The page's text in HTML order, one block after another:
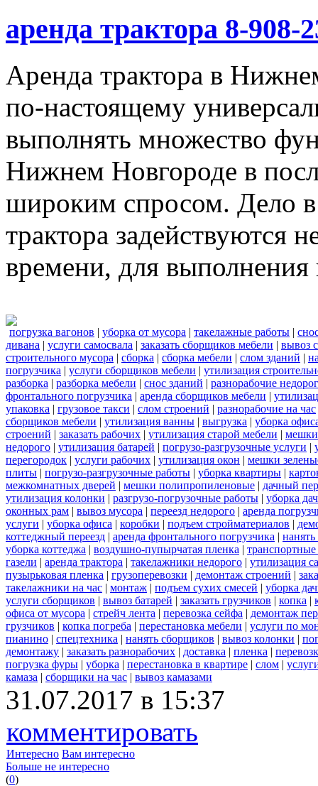
аренда трактора 8-908-
Аренда трактора в
по-настоящему
выполнять множество
Нижнем Новгороде в
широким спросом. Дело
трактора задействуются
времени, для выполнения
погрузка вагонов | уборка от мусора | такелажные работы |
дивана | услуги самосвала | заказать сборщиков мебели | вывоз
строительного мусора | сборка | сборка мебели | слом зданий |
погрузчика | услуги сборщиков мебели | утилизация
разборка | разборка мебели | снос зданий | разнорабочие
фронтального погрузчика | аренда сборщиков мебели |
упаковка | грузовое такси | слом строений | разнорабочие на час
сборщиков мебели | утилизация ванны | выгрузка | уборка
строений | заказать рабочих | утилизация старой мебели |
недорого | утилизация батарей | погрузо-разгрузочные услуги |
перегородок | услуги рабочих | утилизация окон | мешки
плиты | погрузо-разгрузочные работы | уборка квартиры |
межкомнатных дверей | мешки полипропиленовые | дачный
утилизация колонки | разгрузо-погрузочные работы | уборка
оконных рам | вывоз мусора | переезд недорого | аренда
услуги | уборка офиса | коробки | подъем стройматериалов |
коттеджный переезд | аренда фронтального погрузчика |
уборка коттеджа | воздушно-пупырчатая пленка | транспортные
газели | аренда трактора | такелажники недорого | утилизация
пузырьковая пленка | грузоперевозки | демонтаж строений |
такелажники на час | монтаж | подъем сухих смесей | уборка
услуги сборщиков | вывоз батарей | заказать грузчиков | копка |
офиса от мусора | стрейч лента | перевозка сейфа | демонтаж
грузчиков | копка погреба | перестановка мебели | услуги по
пианино | спецтехника | нанять сборщиков | вывоз колонки |
демонтажу | заказать разнорабочих | доставка | пленка |
погрузка фуры | уборка | перестановка в квартире | слом |
камаза | сборщики на час | вывоз камазами
31.07.2017 в 15:37
комментировать
Интересно Вам интересно
Больше не интересно
(0)